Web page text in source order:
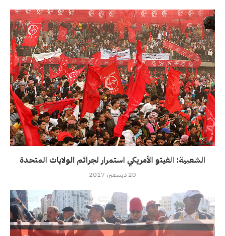
الشعبية: الفيتو الأمريكي استمرار لجرائم الولايات المتحدة
20 ديسمبر، 2017